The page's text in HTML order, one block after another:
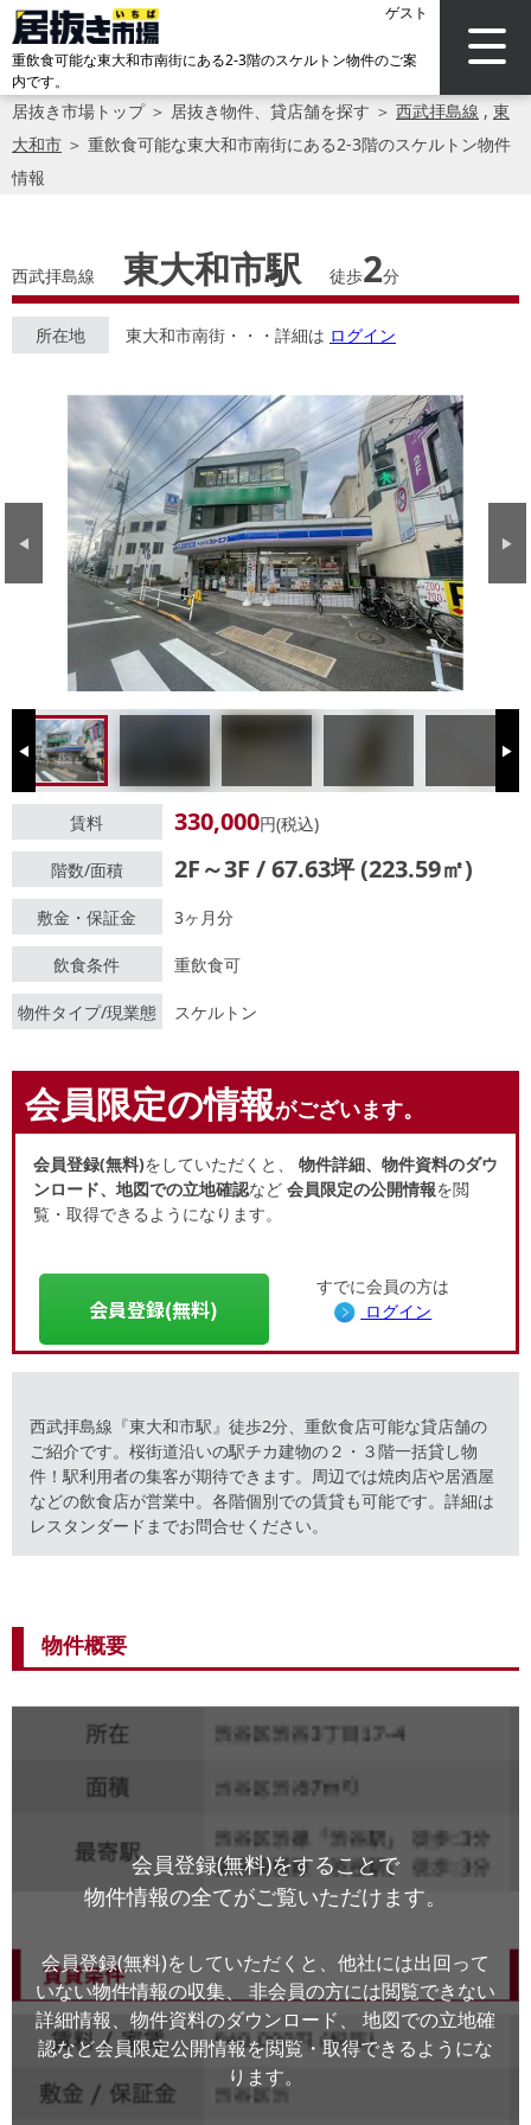
ゲスト
重飲食可能な東大和市南街にある2-3階のスケルトン物件のご案
内です。
居抜き市場トップ＞ 居抜き物件、貸店舗を探す ＞ 西武拝島線 , 東
大和市 ＞ 重飲食可能な東大和市南街にある2-3階のスケルトン物件
情報
西武拝島線 東大和市駅 徒歩2分
所在地 東大和市南街・・・詳細は ログイン
Previous Next
Previous Next
賃料 330,000円(税込)
階数/面積 2F～3F / 67.63坪 (223.59㎡)
敷金・保証金 3ヶ月分
飲食条件 重飲食可
物件タイプ/現業態 スケルトン
会員限定の情報がございます。
会員登録(無料)をしていただくと、 物件詳細、物件資料のダウ
ンロード、地図での立地確認など 会員限定の公開情報を閲
覧・取得できるようになります。
会員登録(無料)
すでに会員の方は
ログイン
⻄武拝島線『東⼤和市駅』徒歩2分、重飲食店可能な貸店舗の
ご紹介です。桜街道沿いの駅チカ建物の２・３階一括貸し物
件！駅利用者の集客が期待できます。周辺では焼肉店や居酒屋
などの飲食店が営業中。各階個別での賃貸も可能です。詳細は
レスタンダードまでお問合せください。
物件概要
会員登録(無料)をすることで
物件情報の全てがご覧いただけます。
会員登録(無料)をしていただくと、他社には出回って
いない物件情報の収集、
非会員の方には閲覧できない
詳細情報、物件資料のダウンロード、
地図での立地確
認など会員限定公開情報を閲覧・取得できるようにな
ります。